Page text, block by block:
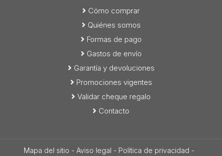
Cómo comprar
Quiénes somos
Formas de pago
Gastos de envío
Garantía y devoluciones
Promociones vigentes
Validar cheque regalo
Contacto
Mapa del sitio - Aviso legal - Política de privacidad -